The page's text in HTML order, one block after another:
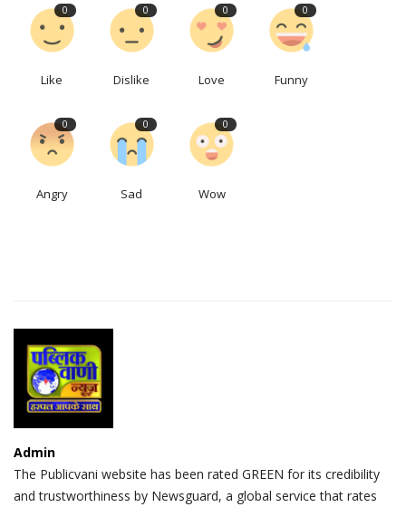
0
Like
0
Dislike
0
Love
0
Funny
0
Angry
0
Sad
0
Wow
Admin
The Publicvani website has been rated GREEN for its credibility
and trustworthiness by Newsguard, a global service that rates